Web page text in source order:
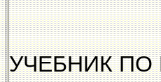
УЧЕБНИК ПО